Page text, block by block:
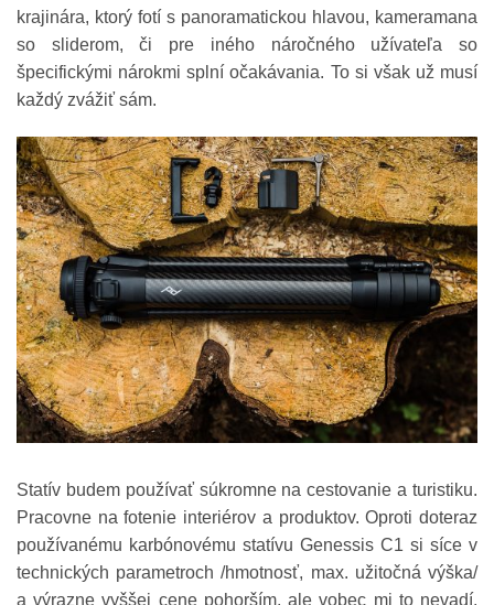
krajinára, ktorý fotí s panoramatickou hlavou, kameramana
so sliderom, či pre iného náročného užívateľa so
špecifickými nárokmi splní očakávania. To si však už musí
každý zvážiť sám.
Statív budem používať súkromne na cestovanie a turistiku.
Pracovne na fotenie interiérov a produktov. Oproti doteraz
používanému karbónovému statívu Genessis C1 si síce v
technických parametroch /hmotnosť, max. užitočná výška/
a výrazne vyššej cene pohorším, ale vobec mi to nevadí.